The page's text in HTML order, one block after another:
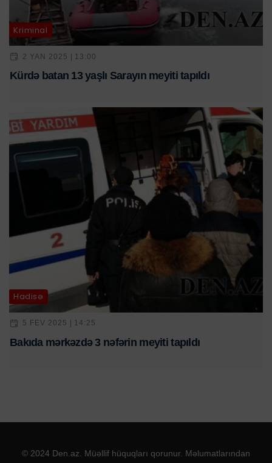
Kriminal
2 YAN 2025 | 13:00
Kürdə batan 13 yaşlı Sarayın meyiti tapıldı
Hadisə
5 FEV 2025 | 14:25
Bakıda mərkəzdə 3 nəfərin meyiti tapıldı
© 2024 Den.az. Müəllif hüquqları qorunur. Məlumatlarından